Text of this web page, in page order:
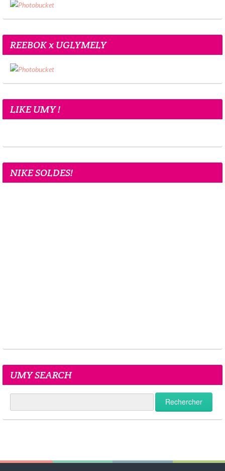
REEBOK x UGLYMELY
LIKE UMY !
NIKE SOLDES!
UMY SEARCH